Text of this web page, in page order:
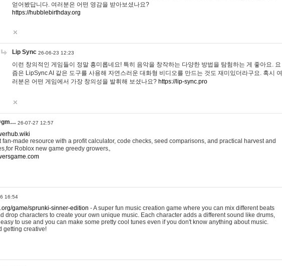
얻어봤답니다. 여러분은 어떤 영감을 받아보셨나요?
https://hubblebirthday.org
Lip Sync 26-06-23 12:23
이런 창의적인 게임들이 정말 흥미롭네요! 특히 음악을 창작하는 다양한 방법을 탐험하는 게 좋아요. 요
즘은 LipSync AI 같은 도구를 사용해 자연스러운 대화형 비디오를 만드는 것도 재미있더라구요. 혹시 여
러분은 어떤 게임에서 가장 창의성을 발휘해 보셨나요? https://lip-sync.pro
26-07-27 12:57
made resource with a profit calculator, code checks, seed comparisons, and practical harvest and
Roblox new game greedy growers。
16:54
game/sprunki-sinner-edition - A super fun music creation game where you can mix different beats
drop characters to create your own unique music. Each character adds a different sound like drums,
to use and you can make some pretty cool tunes even if you don't know anything about music.
getting creative!